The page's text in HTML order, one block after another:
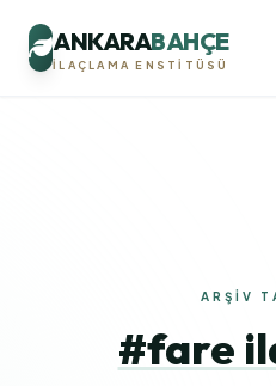
ANKARABAHÇE
İLAÇLAMA ENSTITÜSÜ
ARŞIV
#fare